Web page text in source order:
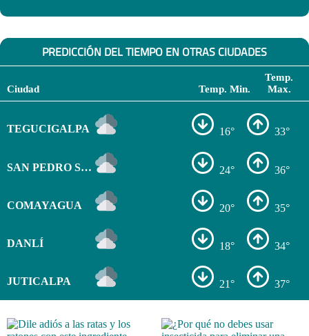
PREDICCIÓN DEL TIEMPO EN OTRAS CIUDADES
Ciudad Temp. Min.
Temp.
Max.
TEGUCIGALPA 16° 33°
SAN PEDRO SULA 24° 36°
COMAYAGUA 20° 35°
DANLÍ 18° 34°
JUTICALPA 21° 37°